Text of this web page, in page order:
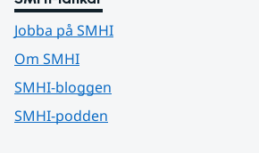
Jobba på SMHI
Om SMHI
SMHI-bloggen
SMHI-podden